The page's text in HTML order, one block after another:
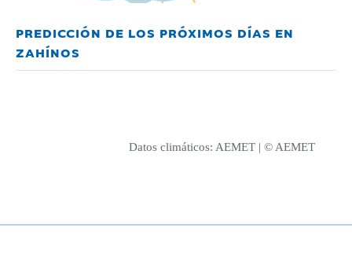
PREDICCIÓN DE LOS PRÓXIMOS DÍAS EN
ZAHÍNOS
Datos climáticos: AEMET | © AEMET